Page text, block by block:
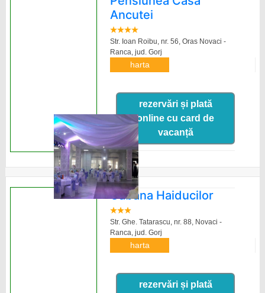
Ancutei
Str. Ioan Roibu, nr. 56, Oras Novaci -
Ranca, jud. Gorj
harta
rezervări și plată
online cu card de
vacanță
Cabana Haiducilor
Str. Ghe. Tatarascu, nr. 88, Novaci -
Ranca, jud. Gorj
harta
rezervări și plată